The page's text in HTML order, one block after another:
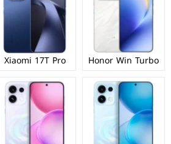
Honor Win Turbo
Xiaomi 17T Pro